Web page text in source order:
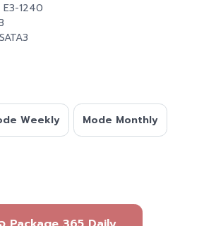
1240
Weekly Mode Monthly